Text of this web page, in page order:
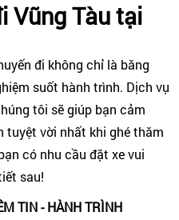
Vũng Tàu tại
đi không chỉ là băng
suốt hành trình. Dịch vụ
tôi sẽ giúp bạn cảm
tuyệt vời nhất khi ghé thăm
có nhu cầu đặt xe vui
sau!
TIN - HÀNH TRÌNH